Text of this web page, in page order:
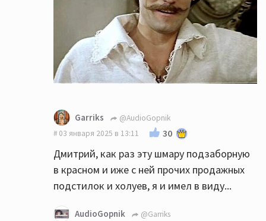
Garriks
@AudioGopnik
03 января 2025 в 13:11
30
Дмитрий, как раз эту шмару подзаборную
в красном и иже с ней прочих продажных
подстилок и холуев, я и имел в виду...
AudioGopnik
@Garriks